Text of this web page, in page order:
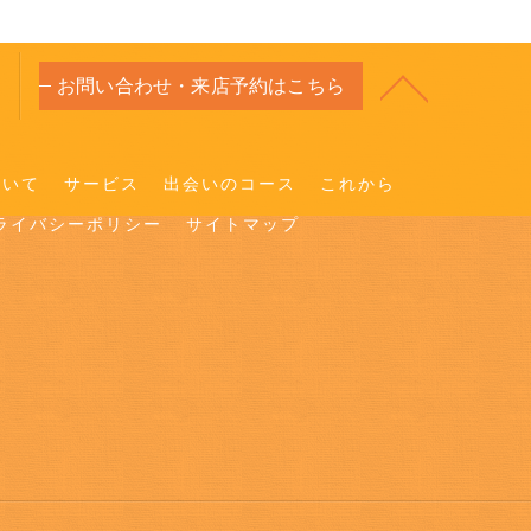
お問い合わせ・来店予約はこちら
て サービス 出会いのコース これから
イバシーポリシー サイトマップ